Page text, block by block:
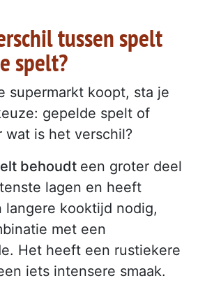
tussen spelt
spelt?
supermarkt koopt, sta je
gepelde spelt of
wat is het verschil?
behoudt een groter deel
lagen en heeft
langere kooktijd nodig,
met een
Het heeft een rustiekere
iets intensere smaak.